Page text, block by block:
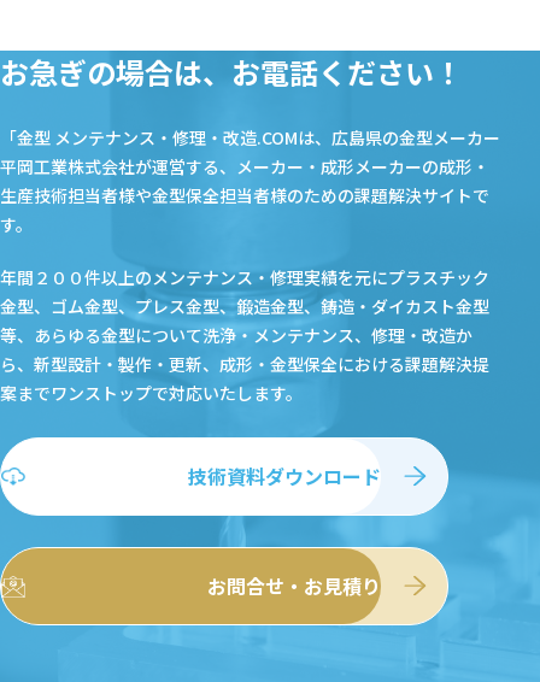
お急ぎの場合は、お電話ください！
「金型 メンテナンス・修理・改造.COMは、広島県の金型メーカー
平岡工業株式会社が運営する、メーカー・成形メーカーの成形・
生産技術担当者様や金型保全担当者様のための課題解決サイトで
す。
年間２００件以上のメンテナンス・修理実績を元にプラスチック
金型、ゴム金型、プレス金型、鍛造金型、鋳造・ダイカスト金型
等、あらゆる金型について洗浄・メンテナンス、修理・改造か
ら、新型設計・製作・更新、成形・金型保全における課題解決提
案までワンストップで対応いたします。
技術資料ダウンロード
お問合せ・お見積り